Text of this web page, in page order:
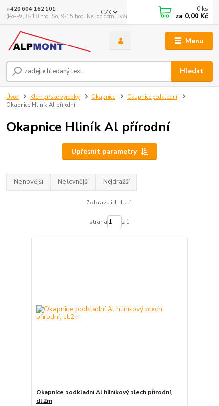
Menu
CZK
Hledat
+420 604 162 101
(Po-Pá, 8-18 hod. So, 9-15 hod. Ne, po domluvě)
0 ks
za 0,00 Kč
Úvod Klempířské výrobky Okapnice
Okapnice podkladní
Okapnice Hliník Al přírodní
Okapnice Hliník Al přírodní
Upřesnit parametry
Nejnovější Nejlevnější Nejdražší
Zobrazuji 1-1 z 1
strana z 1
Okapnice podkladní Al hliníkový plech přírodní,
dl.2m